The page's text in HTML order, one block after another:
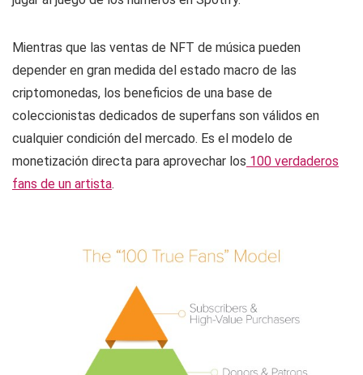
Mientras que las ventas de NFT de música pueden
depender en gran medida del estado macro de las
criptomonedas, los beneficios de una base de
coleccionistas dedicados de superfans son válidos en
cualquier condición del mercado. Es el modelo de
monetización directa para aprovechar los 100 verdaderos
fans de un artista.